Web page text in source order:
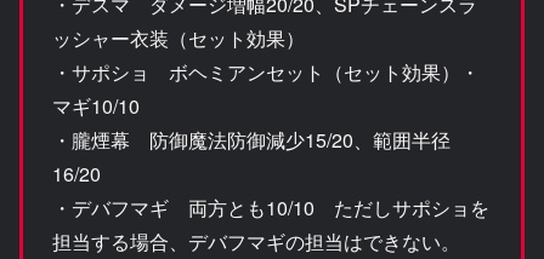
ッシャー衣装（セット効果）
・サポショ ボヘミアンセット（セット効果）・
マギ10/10
・朧煙幕 防御魔法防御減少15/20、範囲半径
16/20
・デバフマギ 両方とも10/10 ただしサポショを
担当する場合、デバフマギの担当はできない。